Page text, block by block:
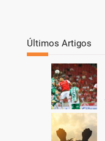
Últimos Artigos